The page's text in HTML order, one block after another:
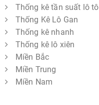
Thống kê tần suất lô tô
Thống Kê Lô Gan
Thống kê nhanh
Thống kê lô xiên
Miền Bắc
Miền Trung
Miền Nam